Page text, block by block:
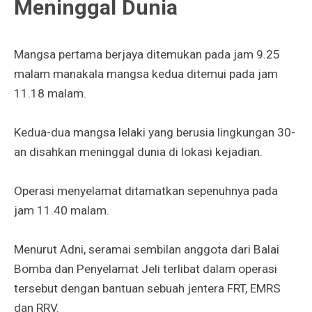
Meninggal Dunia
Mangsa pertama berjaya ditemukan pada jam 9.25
malam manakala mangsa kedua ditemui pada jam
11.18 malam.
Kedua-dua mangsa lelaki yang berusia lingkungan 30-
an disahkan meninggal dunia di lokasi kejadian.
Operasi menyelamat ditamatkan sepenuhnya pada
jam 11.40 malam.
Menurut Adni, seramai sembilan anggota dari Balai
Bomba dan Penyelamat Jeli terlibat dalam operasi
tersebut dengan bantuan sebuah jentera FRT, EMRS
dan RRV.